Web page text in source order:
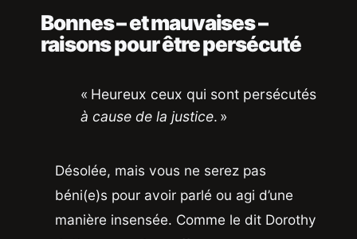
Bonnes – et mauvaises –
raisons pour être persécuté
« Heureux ceux qui sont persécutés
à cause de la justice. »
Désolée, mais vous ne serez pas
béni(e)s pour avoir parlé ou agi d’une
manière insensée. Comme le dit Dorothy